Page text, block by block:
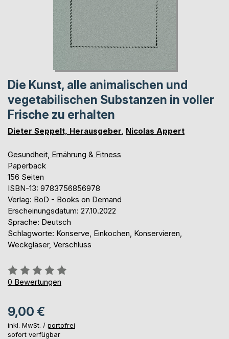
Die Kunst, alle animalischen und
vegetabilischen Substanzen in voller
Frische zu erhalten
Dieter Seppelt, Herausgeber, Nicolas Appert
Gesundheit, Ernährung & Fitness
Paperback
156 Seiten
ISBN-13: 9783756856978
Verlag: BoD - Books on Demand
Erscheinungsdatum: 27.10.2022
Sprache: Deutsch
Schlagworte: Konserve, Einkochen, Konservieren,
Weckgläser, Verschluss
Bewertung::
0%
0 Bewertungen
9,00 €
inkl. MwSt. / portofrei
sofort verfügbar